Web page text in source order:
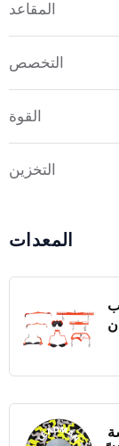
المقاعد
التخصص
القوة
التخزين
المعدات